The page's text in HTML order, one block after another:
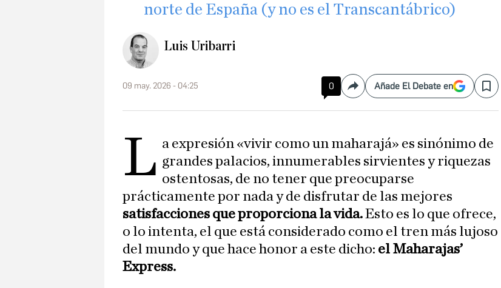
norte de España (y no es el Transcantábrico)
Luis Uribarri
09 may. 2026 - 04:25 0 CompartirAñade El Debate en Save
L a expresión «vivir como un maharajá» es sinónimo de
grandes palacios, innumerables sirvientes y riquezas
ostentosas, de no tener que preocuparse
prácticamente por nada y de disfrutar de las mejores
satisfacciones que proporciona la vida.Esto es lo que ofrece,
o lo intenta, el que está considerado como el tren más lujoso
del mundo y que hace honor a este dicho: el Maharajas’
Express.